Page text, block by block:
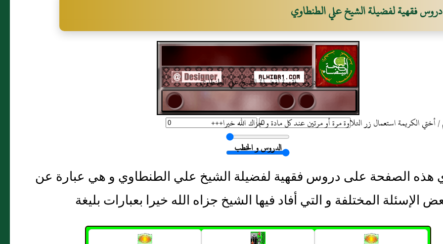
دروس فقهية لفضيلة الشيخ علي الطنطاوي
دروس فقهية لفضيلة الشيخ علي الطنطاوي
الكريمة استعمال زر التلاوة مرة أو مرتين عند كل مادة و جزاك الله خيرا+++
الدروس و الخطب
هذه الصفحة على دروس فقهية لفضيلة الشيخ علي الطنطاوي و هي عبارة عن
الإسئلة المختلفة و التي أفاد فيها الشيخ جزاه الله خيرا بعبارات بليغة